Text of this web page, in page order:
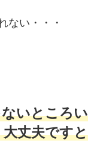
ない・・・
いところい
丈夫ですと